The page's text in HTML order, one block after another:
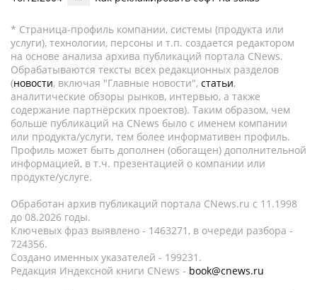
* Страница-профиль компании, системы (продукта или
услуги), технологии, персоны и т.п. создается редактором
на основе анализа архива публикаций портала CNews.
Обрабатываются тексты всех редакционных разделов
(новости, включая "Главные новости", статьи,
аналитические обзоры рынков, интервью, а также
содержание партнёрских проектов). Таким образом, чем
больше публикаций на CNews было с именем компании
или продукта/услуги, тем более информативен профиль.
Профиль может быть дополнен (обогащен) дополнительной
информацией, в т.ч. презентацией о компании или
продукте/услуге.
Обработан архив публикаций портала CNews.ru c 11.1998
до 08.2026 годы.
Ключевых фраз выявлено - 1463271, в очереди разбора -
724356.
Создано именных указателей - 199231.
Редакция Индексной книги CNews - book@cnews.ru